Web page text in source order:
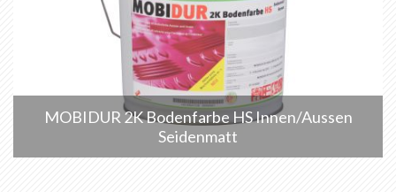
MOBIDUR 2K Bodenfarbe HS Innen/Aussen
Seidenmatt